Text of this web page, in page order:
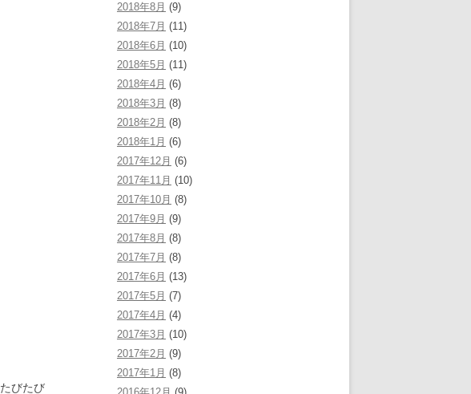
びたび
2018年8月 (9)
2018年7月 (11)
2018年6月 (10)
2018年5月 (11)
2018年4月 (6)
2018年3月 (8)
2018年2月 (8)
2018年1月 (6)
2017年12月 (6)
2017年11月 (10)
2017年10月 (8)
2017年9月 (9)
2017年8月 (8)
2017年7月 (8)
2017年6月 (13)
2017年5月 (7)
2017年4月 (4)
2017年3月 (10)
2017年2月 (9)
2017年1月 (8)